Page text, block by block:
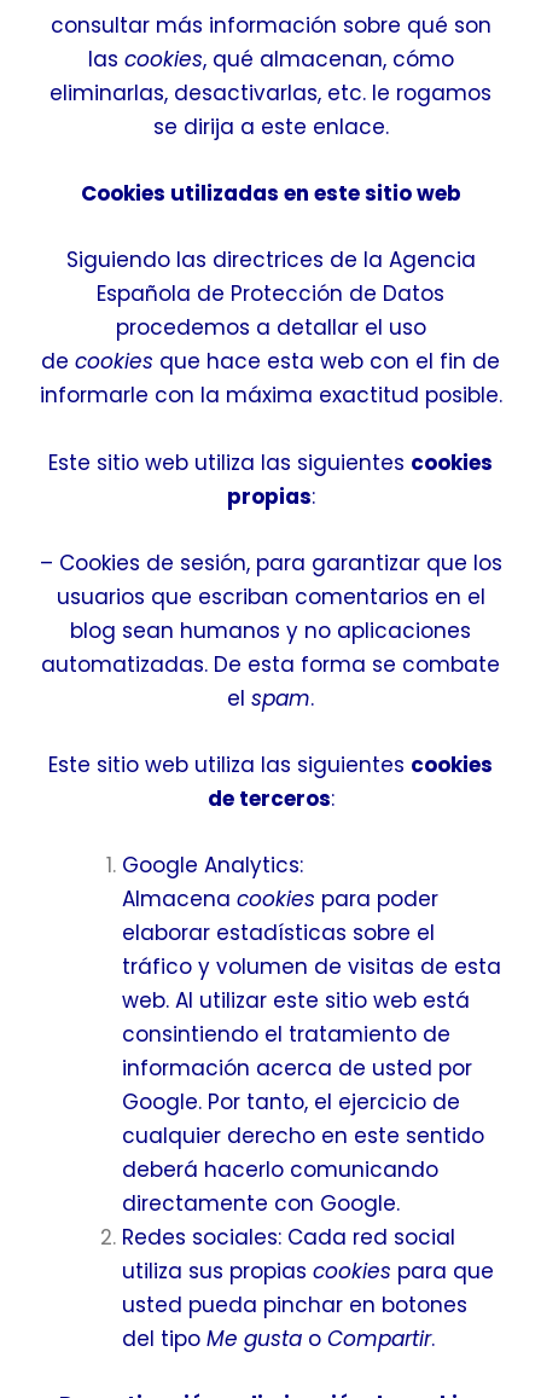
consultar más información sobre qué son
las cookies, qué almacenan, cómo
eliminarlas, desactivarlas, etc. le rogamos
se dirija a este enlace.
Cookies utilizadas en este sitio web
Siguiendo las directrices de la Agencia
Española de Protección de Datos
procedemos a detallar el uso
de cookies que hace esta web con el fin de
informarle con la máxima exactitud posible.
Este sitio web utiliza las siguientes cookies
propias:
– Cookies de sesión, para garantizar que los
usuarios que escriban comentarios en el
blog sean humanos y no aplicaciones
automatizadas. De esta forma se combate
el spam.
Este sitio web utiliza las siguientes cookies
de terceros:
Google Analytics:
Almacena cookies para poder
elaborar estadísticas sobre el
tráfico y volumen de visitas de esta
web. Al utilizar este sitio web está
consintiendo el tratamiento de
información acerca de usted por
Google. Por tanto, el ejercicio de
cualquier derecho en este sentido
deberá hacerlo comunicando
directamente con Google.
Redes sociales: Cada red social
utiliza sus propias cookies para que
usted pueda pinchar en botones
del tipo Me gusta o Compartir.